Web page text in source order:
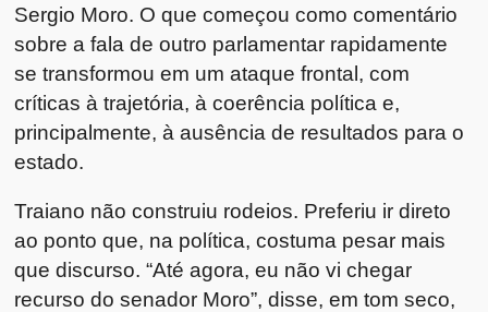
Sergio Moro. O que começou como comentário
sobre a fala de outro parlamentar rapidamente
se transformou em um ataque frontal, com
críticas à trajetória, à coerência política e,
principalmente, à ausência de resultados para o
estado.
Traiano não construiu rodeios. Preferiu ir direto
ao ponto que, na política, costuma pesar mais
que discurso. “Até agora, eu não vi chegar
recurso do senador Moro”, disse, em tom seco,